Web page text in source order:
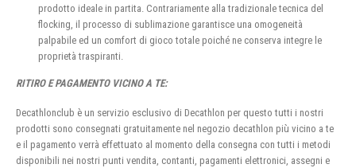
prodotto ideale in partita. Contrariamente alla tradizionale tecnica del
flocking, il processo di sublimazione garantisce una omogeneità
palpabile ed un comfort di gioco totale poiché ne conserva integre le
proprietà traspiranti.
RITIRO E PAGAMENTO VICINO A TE:
Decathlonclub è un servizio esclusivo di Decathlon per questo tutti i nostri
prodotti sono consegnati gratuitamente nel negozio decathlon più vicino a te
e il pagamento verrà effettuato al momento della consegna con tutti i metodi
disponibili nei nostri punti vendita, contanti, pagamenti elettronici, assegni e